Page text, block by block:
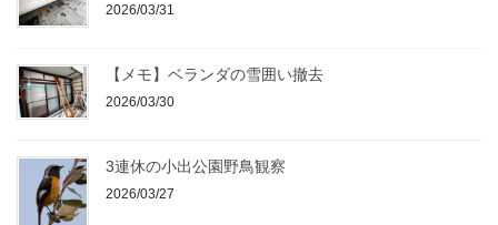
2026/03/31
【メモ】ベランダの雪囲い撤去
2026/03/30
3連休の小出公園野鳥観察
2026/03/27